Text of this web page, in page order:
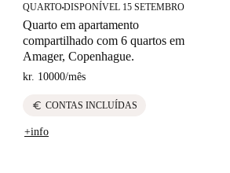
QUARTO■DISPONÍVEL 15 SETEMBRO
Quarto em apartamento
compartilhado com 6 quartos em
Amager, Copenhague.
kr. 10000/mês
euro CONTAS INCLUÍDAS
+info